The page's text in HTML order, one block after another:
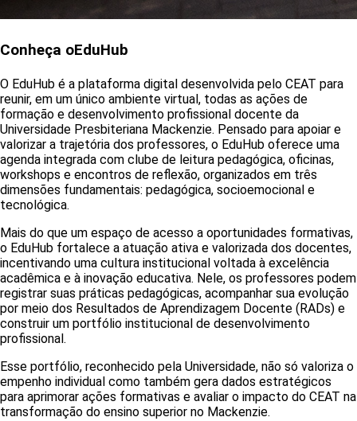
Conheça oEduHub
O EduHub é a plataforma digital desenvolvida pelo CEAT para
reunir, em um único ambiente virtual, todas as ações de
formação e desenvolvimento profissional docente da
Universidade Presbiteriana Mackenzie. Pensado para apoiar e
valorizar a trajetória dos professores, o EduHub oferece uma
agenda integrada com clube de leitura pedagógica, oficinas,
workshops e encontros de reflexão, organizados em três
dimensões fundamentais: pedagógica, socioemocional e
tecnológica.
Mais do que um espaço de acesso a oportunidades formativas,
o EduHub fortalece a atuação ativa e valorizada dos docentes,
incentivando uma cultura institucional voltada à excelência
acadêmica e à inovação educativa. Nele, os professores podem
registrar suas práticas pedagógicas, acompanhar sua evolução
por meio dos Resultados de Aprendizagem Docente (RADs) e
construir um portfólio institucional de desenvolvimento
profissional.
Esse portfólio, reconhecido pela Universidade, não só valoriza o
empenho individual como também gera dados estratégicos
para aprimorar ações formativas e avaliar o impacto do CEAT na
transformação do ensino superior no Mackenzie.